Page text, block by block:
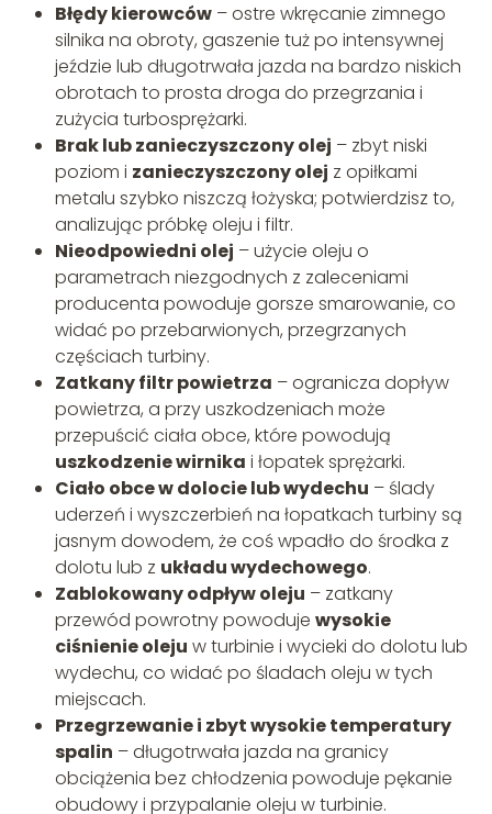
Błędy kierowców– ostre wkręcanie zimnego
silnika na obroty, gaszenie tuż po intensywnej
jeździe lub długotrwała jazda na bardzo niskich
obrotach to prosta droga do przegrzania i
zużycia turbosprężarki.
Brak lub zanieczyszczony olej – zbyt niski
poziom i zanieczyszczony olej z opiłkami
metalu szybko niszczą łożyska; potwierdzisz to,
analizując próbkę oleju i filtr.
Nieodpowiedni olej – użycie oleju o
parametrach niezgodnych z zaleceniami
producenta powoduje gorsze smarowanie, co
widać po przebarwionych, przegrzanych
częściach turbiny.
Zatkany filtr powietrza – ogranicza dopływ
powietrza, a przy uszkodzeniach może
przepuścić ciała obce, które powodują
uszkodzenie wirnika i łopatek sprężarki.
Ciało obce w dolocie lub wydechu – ślady
uderzeń i wyszczerbień na łopatkach turbiny są
jasnym dowodem, że coś wpadło do środka z
dolotu lub z układu wydechowego.
Zablokowany odpływ oleju – zatkany
przewód powrotny powoduje wysokie
ciśnienie oleju w turbinie i wycieki do dolotu lub
wydechu, co widać po śladach oleju w tych
miejscach.
Przegrzewanie i zbyt wysokie temperatury
spalin – długotrwała jazda na granicy
obciążenia bez chłodzenia powoduje pękanie
obudowy i przypalanie oleju w turbinie.